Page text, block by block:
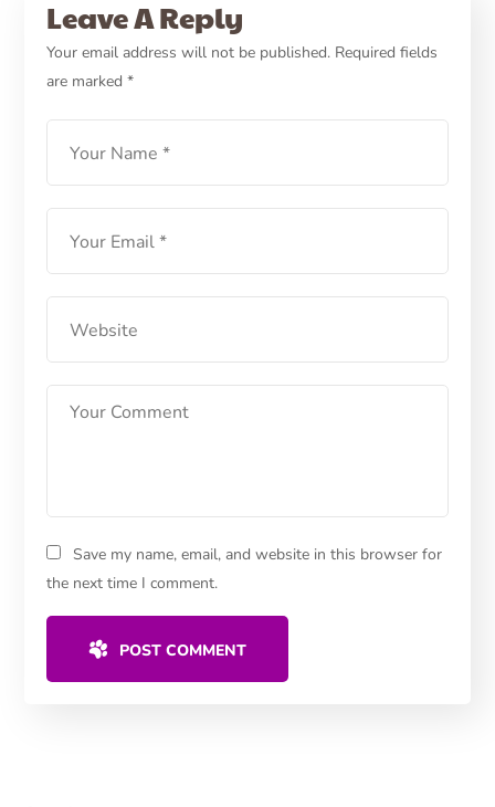
CARE HEALTH
Jangan Lupa Vaksin Kucing
Booster Mulai Usia 6 Minggu
LEARN MORE
Leave A Reply
Your email address will not be published. Required fields
are marked*
Save my name, email, and website in this browser for
the next time I comment.
POST COMMENT